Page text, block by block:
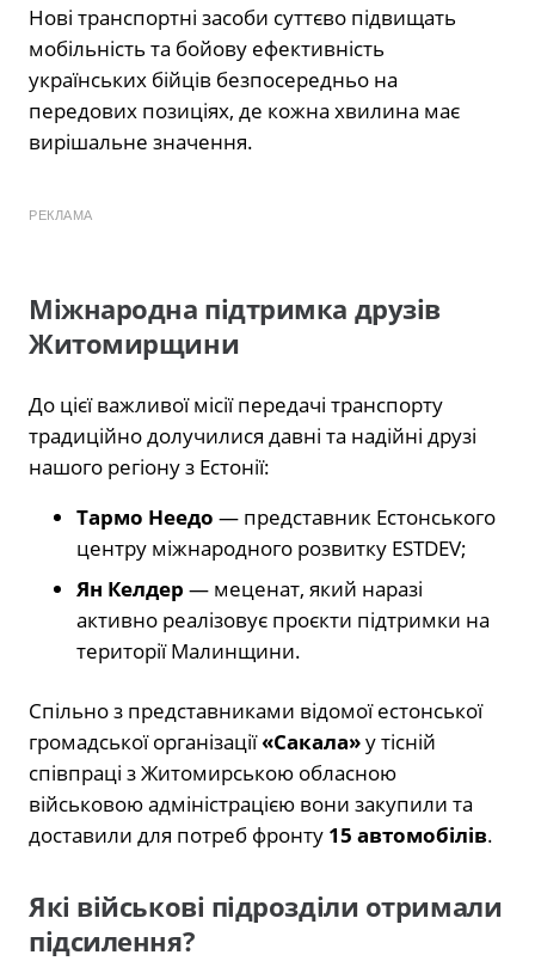
Нові транспортні засоби суттєво підвищать
мобільність та бойову ефективність
українських бійців безпосередньо на
передових позиціях, де кожна хвилина має
вирішальне значення.
РЕКЛАМА
Міжнародна підтримка друзів
Житомирщини
До цієї важливої місії передачі транспорту
традиційно долучилися давні та надійні друзі
нашого регіону з Естонії:
Тармо Неедо — представник Естонського
центру міжнародного розвитку ESTDEV;
Ян Келдер — меценат, який наразі
активно реалізовує проєкти підтримки на
території Малинщини.
Спільно з представниками відомої естонської
громадської організації«Сакала»у тісній
співпраці з Житомирською обласною
військовою адміністрацією вони закупили та
доставили для потреб фронту 15 автомобілів.
Які військові підрозділи отримали
підсилення?